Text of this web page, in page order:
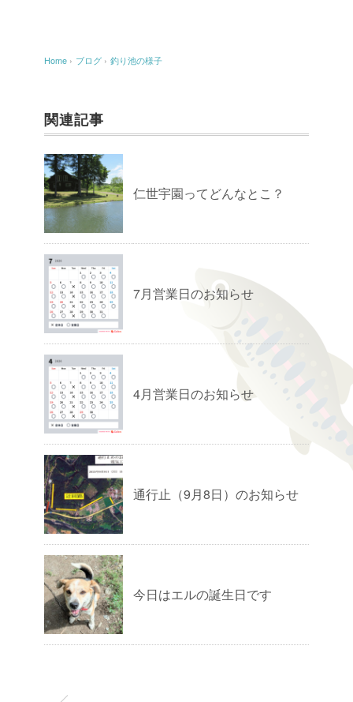
Home › ブログ › 釣り池の様子
関連記事
仁世宇園ってどんなとこ？
7月営業日のお知らせ
4月営業日のお知らせ
通行止（9月8日）のお知らせ
今日はエルの誕生日です